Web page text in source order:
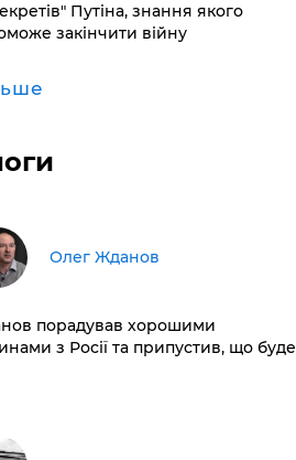
Путіна, знання якого
закінчити війну
Олег Жданов
порадував хорошими
з Росії та припустив, що буде